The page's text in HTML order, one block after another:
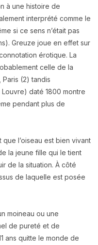
à une histoire de
interprété comme le
si ce sens n’était pas
Greuze joue en effet sur
érotique. La
celle de la
(2) tandis
daté 1800 montre
pendant plus de
l’oiseau est bien vivant
la jeune fille qui le tient
de la situation. À côté
de laquelle est posée
moineau ou une
de pureté et de
ans quitte le monde de